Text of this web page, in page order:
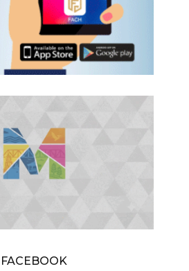
FACEBOOK